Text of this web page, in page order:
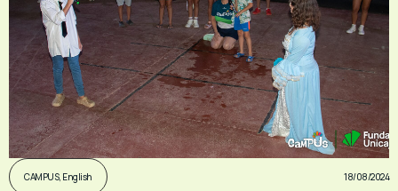
CAMPUS, English 18/08/2024